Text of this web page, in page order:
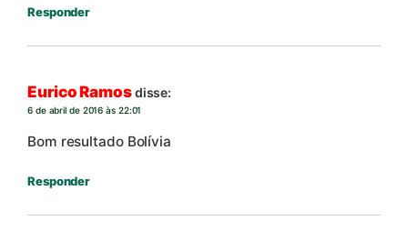
Responder
Eurico Ramosdisse:
6 de abril de 2016 às 22:01
Bom resultado Bolívia
Responder